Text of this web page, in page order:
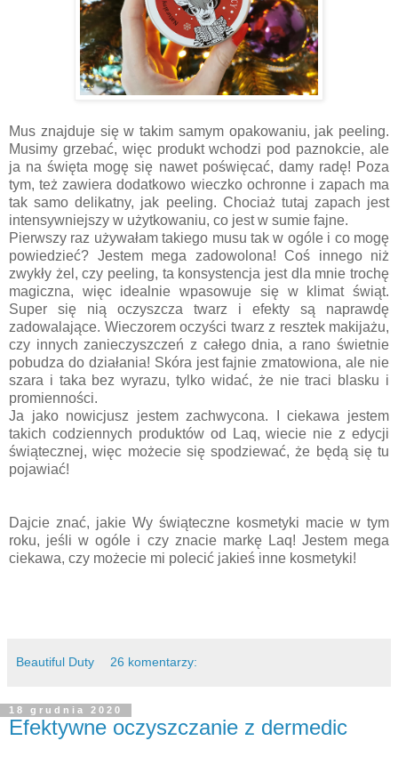
Mus znajduje się w takim samym opakowaniu, jak peeling.
Musimy grzebać, więc produkt wchodzi pod paznokcie, ale
ja na święta mogę się nawet poświęcać, damy radę! Poza
tym, też zawiera dodatkowo wieczko ochronne i zapach ma
tak samo delikatny, jak peeling. Chociaż tutaj zapach jest
intensywniejszy w użytkowaniu, co jest w sumie fajne.
Pierwszy raz używałam takiego musu tak w ogóle i co mogę
powiedzieć? Jestem mega zadowolona! Coś innego niż
zwykły żel, czy peeling, ta konsystencja jest dla mnie trochę
magiczna, więc idealnie wpasowuje się w klimat świąt.
Super się nią oczyszcza twarz i efekty są naprawdę
zadowalające. Wieczorem oczyści twarz z resztek makijażu,
czy innych zanieczyszczeń z całego dnia, a rano świetnie
pobudza do działania! Skóra jest fajnie zmatowiona, ale nie
szara i taka bez wyrazu, tylko widać, że nie traci blasku i
promienności.
Ja jako nowicjusz jestem zachwycona. I ciekawa jestem
takich codziennych produktów od Laq, wiecie nie z edycji
świątecznej, więc możecie się spodziewać, że będą się tu
pojawiać!
Dajcie znać, jakie Wy świąteczne kosmetyki macie w tym
roku, jeśli w ogóle i czy znacie markę Laq! Jestem mega
ciekawa, czy możecie mi polecić jakieś inne kosmetyki!
Beautiful Duty 26 komentarzy:
18 grudnia 2020
Efektywne oczyszczanie z dermedic